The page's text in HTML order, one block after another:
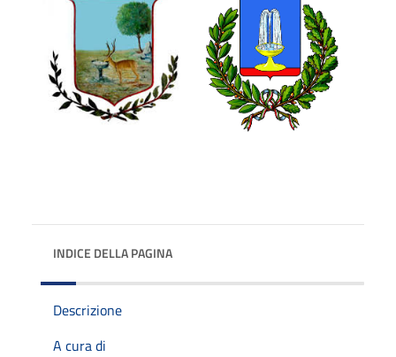
INDICE DELLA PAGINA
Descrizione
A cura di